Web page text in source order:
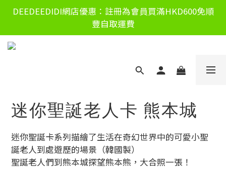
DEEDEEDIDI網店優惠：註冊為會員買滿HKD600免順
豐自取運費
迷你聖誕老人卡 熊本城
迷你聖誕卡系列描繪了生活在奇幻世界中的可愛小聖
誕老人到處遊歷的場景（韓國製）
聖誕老人們到熊本城探望熊本熊，大合照一張！